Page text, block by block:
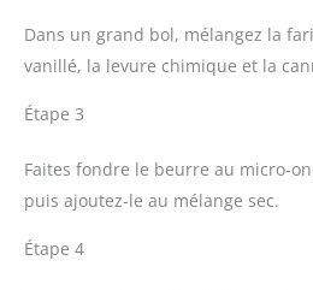
Dans un grand bol, mélangez la
vanillé, la levure chimique et la
Étape 3
Faites fondre le beurre au micro-
puis ajoutez-le au mélange sec.
Étape 4